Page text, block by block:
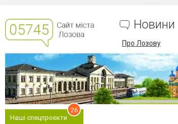
Новини
Про Лозову
Наші спецпроєкти
26